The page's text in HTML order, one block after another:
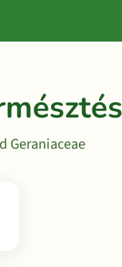
Geraniaceae